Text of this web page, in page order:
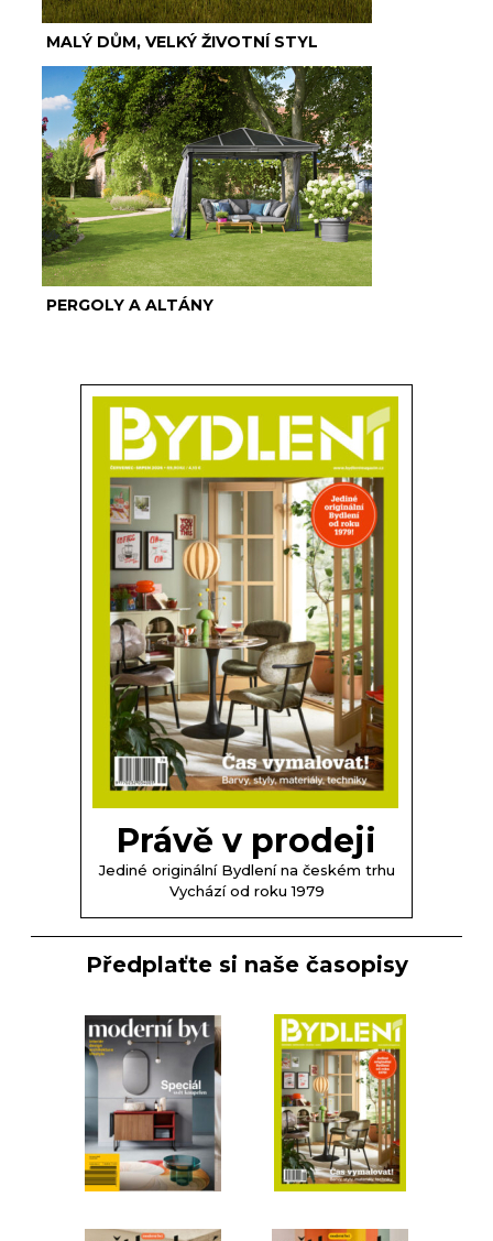
MALÝ DŮM, VELKÝ ŽIVOTNÍ STYL
PERGOLY A ALTÁNY
Právě v prodeji
Jediné originální Bydlení na českém trhu
Vychází od roku 1979
Předplaťte si naše časopisy